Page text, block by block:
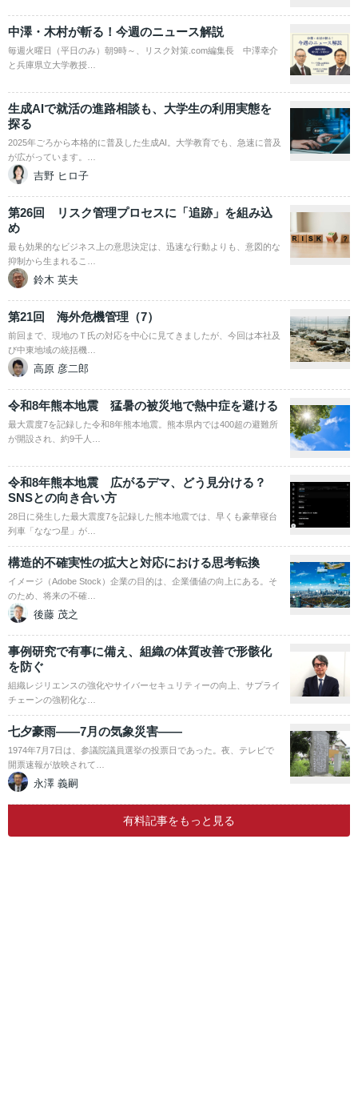
中澤・木村が斬る！今週のニュース解説
毎週火曜日（平日のみ）朝9時～、リスク対策.com編集長 中澤幸介
と兵庫県立大学教授…
生成AIで就活の進路相談も、大学生の利用実態を
探る
2025年ごろから本格的に普及した生成AI。大学教育でも、急速に普及
が広がっています。…
吉野 ヒロ子
第26回 リスク管理プロセスに「追跡」を組み込
め
最も効果的なビジネス上の意思決定は、迅速な行動よりも、意図的な
抑制から生まれるこ…
鈴木 英夫
第21回 海外危機管理（7）
前回まで、現地のＴ氏の対応を中心に見てきましたが、今回は本社及
び中東地域の統括機…
高原 彦二郎
令和8年熊本地震 猛暑の被災地で熱中症を避ける
最大震度7を記録した令和8年熊本地震。熊本県内では400超の避難所
が開設され、約9千人…
令和8年熊本地震 広がるデマ、どう見分ける？
SNSとの向き合い方
28日に発生した最大震度7を記録した熊本地震では、早くも豪華寝台
列車「ななつ星」が…
構造的不確実性の拡大と対応における思考転換
イメージ（Adobe Stock）企業の目的は、企業価値の向上にある。そ
のため、将来の不確…
後藤 茂之
事例研究で有事に備え、組織の体質改善で形骸化
を防ぐ
組織レジリエンスの強化やサイバーセキュリティーの向上、サプライ
チェーンの強靭化な…
七夕豪雨――7月の気象災害――
1974年7月7日は、参議院議員選挙の投票日であった。夜、テレビで
開票速報が放映されて…
永澤 義嗣
有料記事をもっと見る